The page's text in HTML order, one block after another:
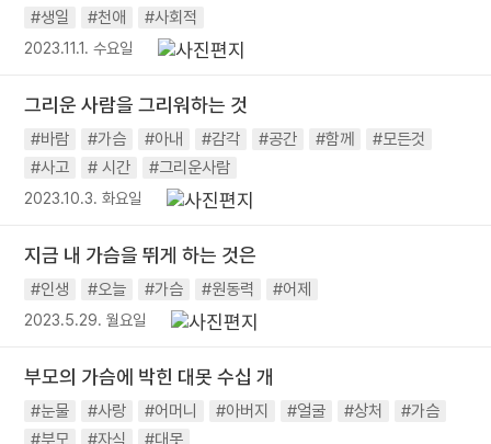
#생일
#천애 #사회적
2023.11.1. 수요일
그리운 사람을 그리워하는 것
#바람 #가슴 #아내 #감각 #공간 #함께
#모든것
#사고
# 시간 #그리운사람
2023.10.3. 화요일
지금 내 가슴을 뛰게 하는 것은
#인생 #오늘 #가슴 #원동력 #어제
2023.5.29. 월요일
부모의 가슴에 박힌 대못 수십 개
#눈물 #사랑 #어머니 #아버지 #얼굴 #상처
#가슴
#부모
#자식 #대못